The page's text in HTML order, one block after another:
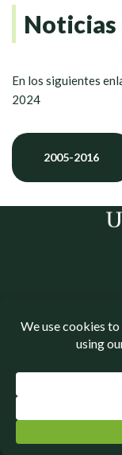
Noticias
En los siguientes
2024
2005-2016
Política de
|